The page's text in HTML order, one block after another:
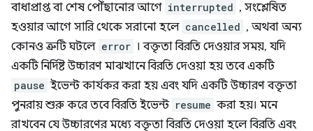
বাধাপ্রাপ্ত বা শেষ পৌঁছানোর আগে interrupted , সংশ্লেষিত
হওয়ার আগে সারি থেকে সরানো হলে cancelled , অথবা অন্য
কোনও ত্রুটি ঘটলে error । বক্তৃতা বিরতি দেওয়ার সময়, যদি
একটি নির্দিষ্ট উচ্চারণ মাঝখানে বিরতি দেওয়া হয় তবে একটি
pause ইভেন্ট কার্যকর করা হয় এবং যদি একটি উচ্চারণ বক্তৃতা
পুনরায় শুরু করে তবে বিরতি ইভেন্ট resume করা হয়। মনে
রাখবেন যে উচ্চারণের মধ্যে বক্তৃতা বিরতি দেওয়া হলে বিরতি এবং